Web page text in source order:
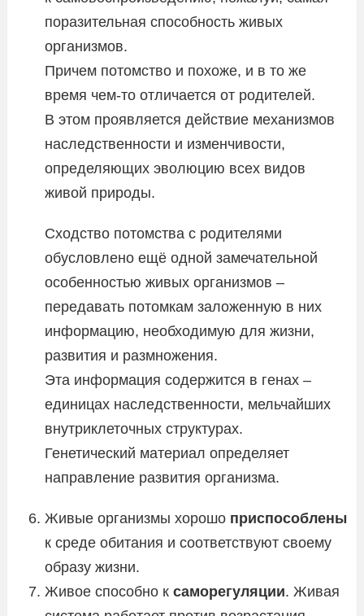
поразительная способность живых
организмов.
Причем потомство и похоже, и в то же
время чем-то отличается от родителей.
В этом проявляется действие механизмов
наследственности и изменчивости,
определяющих эволюцию всех видов
живой природы.
Сходство потомства с родителями
обусловлено ещё одной замечательной
особенностью живых организмов –
передавать потомкам заложенную в них
информацию, необходимую для жизни,
развития и размножения.
Эта информация содержится в генах –
единицах наследственности, мельчайших
внутриклеточных структурах.
Генетический материал определяет
направление развития организма.
Живые организмы хорошо приспособлены
к среде обитания и соответствуют своему
образу жизни.
Живое способно к саморегуляции. Живая